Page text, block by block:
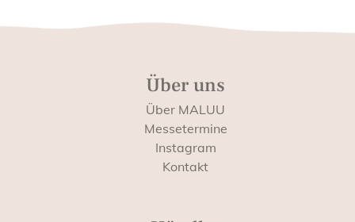
Über uns
Über MALUU
Messetermine
Instagram
Kontakt